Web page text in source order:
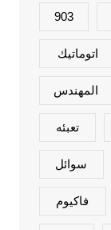
903
اتوماتيك
المهندس
تعبئه
سوائل
فاكيوم